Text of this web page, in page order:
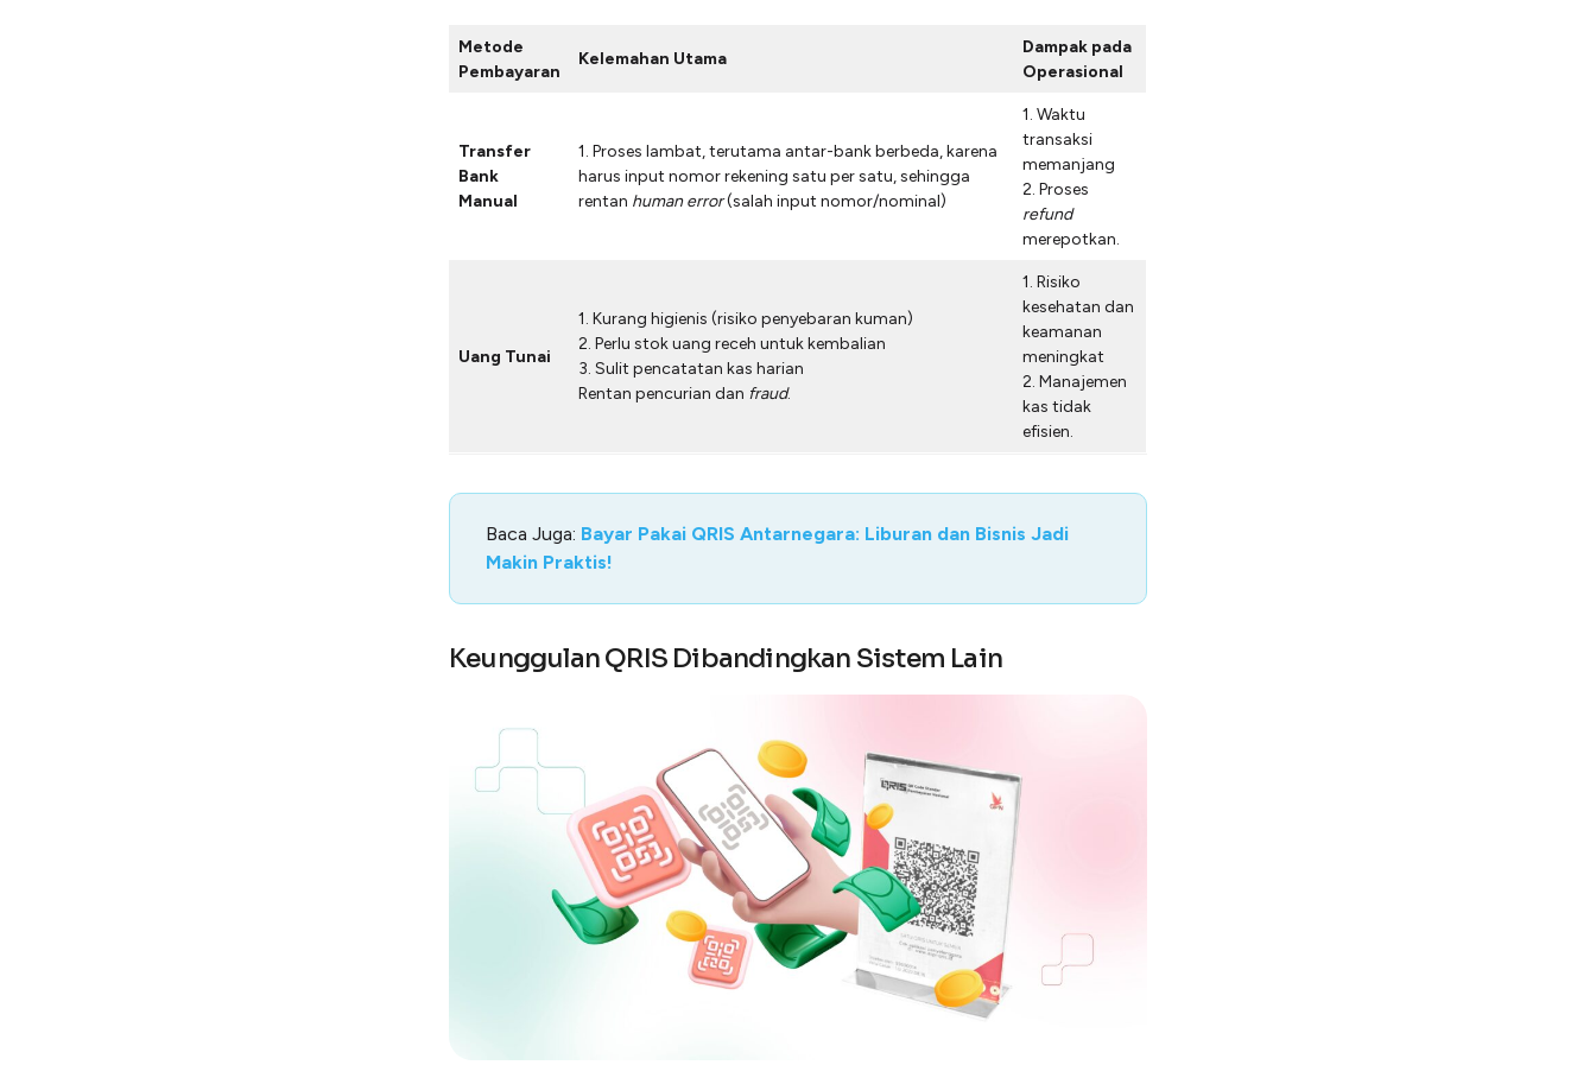
Metode
Pembayaran
Kelemahan Utama
Dampak pada
Operasional
Transfer
Bank
Manual
1. Proses lambat, terutama antar-bank berbeda, karena
harus input nomor rekening satu per satu, sehingga
rentan human error(salah input nomor/nominal)
1. Waktu
transaksi
memanjang
2. Proses
refund
merepotkan.
Uang Tunai
1. Kurang higienis (risiko penyebaran kuman)
2. Perlu stok uang receh untuk kembalian
3. Sulit pencatatan kas harian
Rentan pencurian dan fraud.
1. Risiko
kesehatan dan
keamanan
meningkat
2. Manajemen
kas tidak
efisien.
Baca Juga: Bayar Pakai QRIS Antarnegara: Liburan dan Bisnis Jadi
Makin Praktis!
Keunggulan QRIS Dibandingkan Sistem Lain